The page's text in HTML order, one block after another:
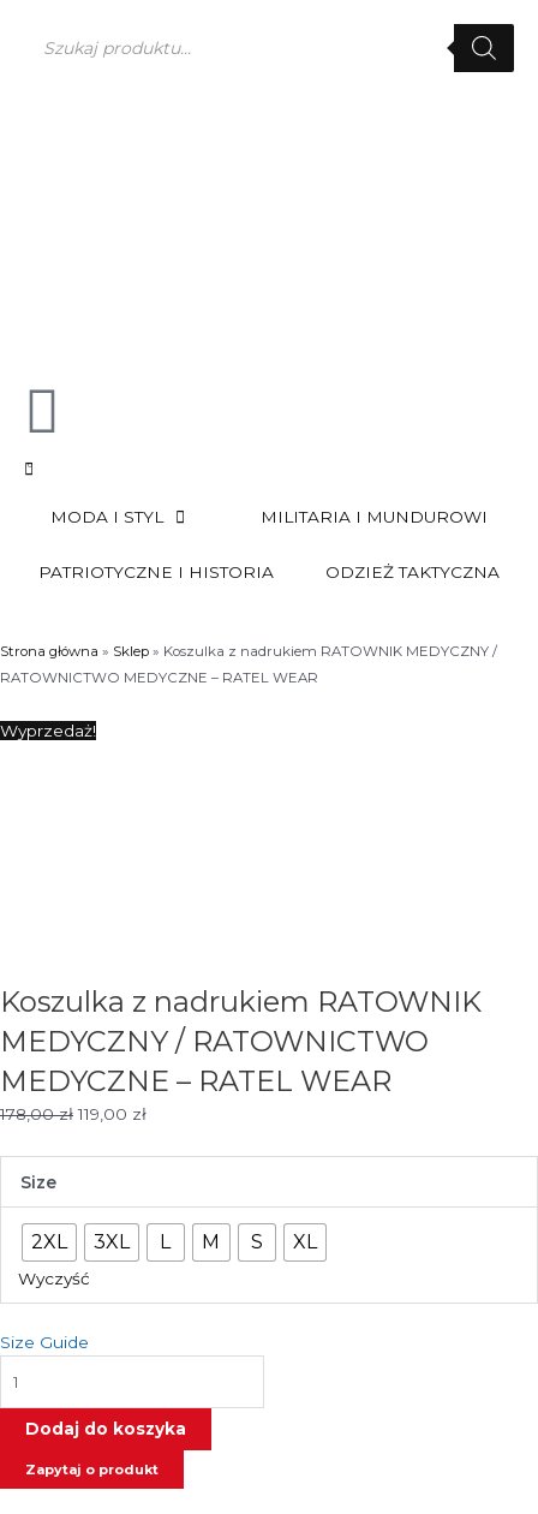
produktów
0
MODA I STYL MILITARIA I MUNDUROWI
PATRIOTYCZNE I HISTORIA ODZIEŻ TAKTYCZNA
Strona główna » Sklep » Koszulka z nadrukiem RATOWNIK MEDYCZNY /
RATOWNICTWO MEDYCZNE – RATEL WEAR
Wyprzedaż!
Koszulka z nadrukiem RATOWNIK
MEDYCZNY / RATOWNICTWO
MEDYCZNE – RATEL WEAR
178,00złPierwotna
119,00 złAktualna
Size
2XL 3XL L M S XL
Wyczyść
Size Guide
Koszulka
nadrukiem
RATOWNIK
MEDYCZNY
RATOWNICTWO
MEDYCZNE
-
RATELDodaj do koszyka
Zapytaj o produkt